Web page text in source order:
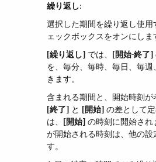
繰り返し​:
選択した期間を繰り返し使用
ェックボックスをオンにしま
[繰り返し] ​ では、​ [開始-終了]
を、毎分、毎時、毎日、毎
きます。
含まれる期間と、開始時刻が
[終了] ​ と ​ [開始] の差として
は、​ [開始] の時刻に開始さ
が開始される時刻は、他の設
す。